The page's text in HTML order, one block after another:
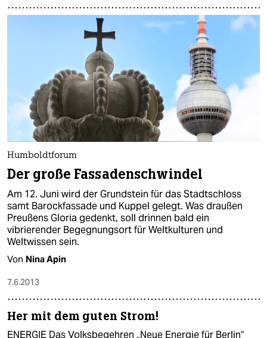
Humboldtforum
Der große Fassadenschwindel
Am 12. Juni wird der Grundstein für das Stadtschloss
samt Barockfassade und Kuppel gelegt. Was draußen
Preußens Gloria gedenkt, soll drinnen bald ein
vibrierender Begegnungsort für Weltkulturen und
Weltwissen sein.
Von Nina Apin
7.6.2013
Her mit dem guten Strom!
ENERGIE Das Volksbegehren „Neue Energie für Berlin“